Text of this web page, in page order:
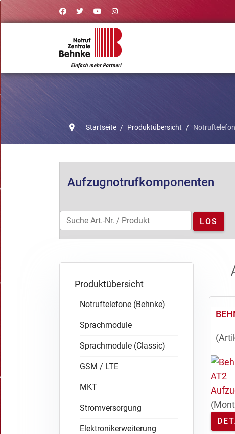
Startseite Produktübersicht
Aufzugnotrufkomponenten
Produktübersicht
Notruftelefone (Behnke)
Sprachmodule
Sprachmodule (Classic)
GSM / LTE
MKT
Stromversorgung
Elektronikerweiterung